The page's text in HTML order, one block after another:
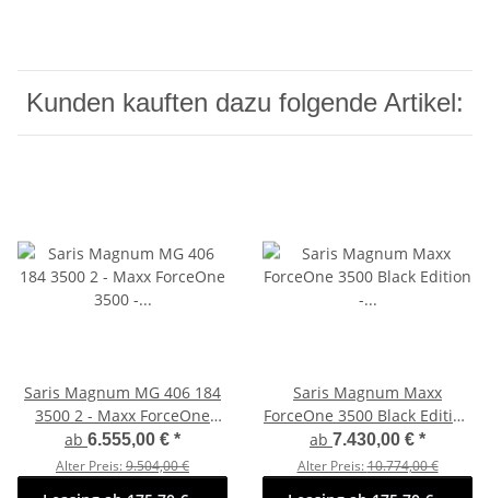
Kunden kauften dazu folgende Artikel:
Saris Magnum MG 406 184
3500 2 - Maxx ForceOne
3500 -
Maschinentransporter -
Ladehöhe: 40 cm - Alu
ab 6.555,00 € *
Alter Preis:9.504,00 €
Saris Magnum Maxx
ForceOne 3500 Black Edition
- Maschinentransporter -
Ladehöhe: 40 cm - Alu
Boden - Auffahrrampe
ab 7.430,00 € *
Alter Preis:10.774,00 €